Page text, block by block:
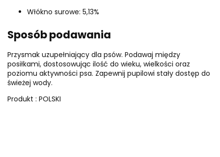
Włókno surowe: 5,13%
Sposób podawania
Przysmak uzupełniający dla psów. Podawaj między
posiłkami, dostosowując ilość do wieku, wielkości oraz
poziomu aktywności psa. Zapewnij pupilowi stały dostęp do
świeżej wody.
Produkt : POLSKI